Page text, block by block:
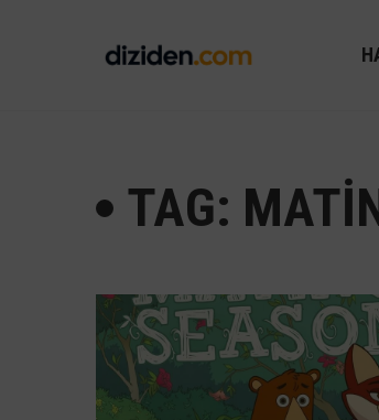
TAG: